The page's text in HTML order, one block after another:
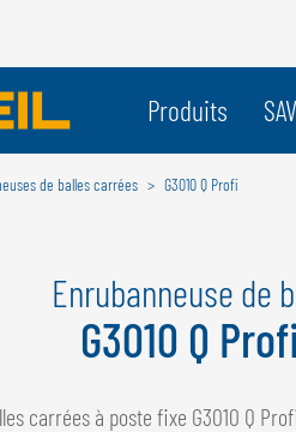
langue/votre pays
ESPAÑOL
POLSKI
Produits SAV
de balles carrées G3010 Q Profi
Enrubanneuse de
G3010 Q
carrées à poste fixe G3010 Q